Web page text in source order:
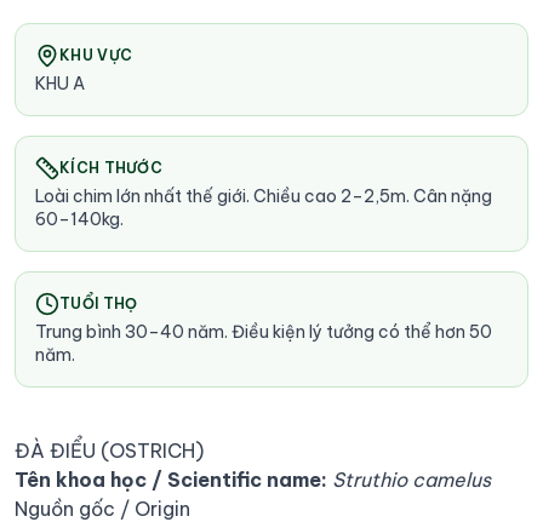
KHU VỰC
KHU A
KÍCH THƯỚC
Loài chim lớn nhất thế giới. Chiều cao 2–2,5m. Cân nặng
60–140kg.
TUỔI THỌ
Trung bình 30–40 năm. Điều kiện lý tưởng có thể hơn 50
năm.
ĐÀ ĐIỂU (OSTRICH)
Tên khoa học / Scientific name: Struthio camelus
Nguồn gốc / Origin